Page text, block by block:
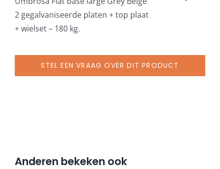
Onze merken
large
Grey
Beige
wielen
2 gegalvaniseerde platen + top plaat
+ wielset – 180 kg.
STEL EEN VRAAG OVER DIT PRODUCT
Anderen bekeken ook